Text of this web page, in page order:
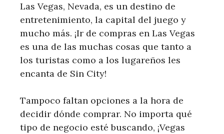
Las Vegas, Nevada, es un destino de
entretenimiento, la capital del juego y
mucho más. ¡Ir de compras en Las Vegas
es una de las muchas cosas que tanto a
los turistas como a los lugareños les
encanta de Sin City!
Tampoco faltan opciones a la hora de
decidir dónde comprar. No importa qué
tipo de negocio esté buscando, ¡Vegas